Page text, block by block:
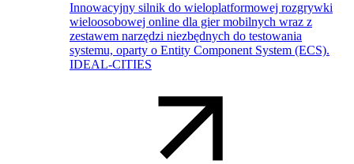
Innowacyjny silnik do wieloplatformowej rozgrywki
wieloosobowej online dla gier mobilnych wraz z
zestawem narzędzi niezbędnych do testowania
systemu, oparty o Entity Component System (ECS).
IDEAL-CITIES